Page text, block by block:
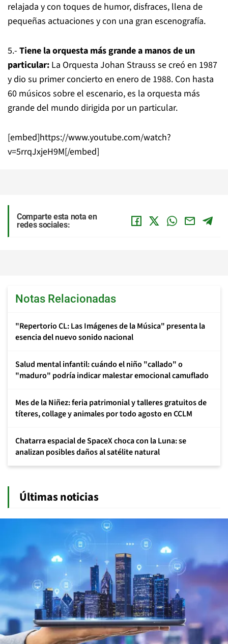
relajada y con toques de humor, disfraces, llena de
pequeñas actuaciones y con una gran escenografía.
5.- Tiene la orquesta más grande a manos de un
particular: La Orquesta Johan Strauss se creó en 1987
y dio su primer concierto en enero de 1988. Con hasta
60 músicos sobre el escenario, es la orquesta más
grande del mundo dirigida por un particular.
[embed]https://www.youtube.com/watch?
v=5rrqJxjeH9M[/embed]
Comparte esta nota en
redes sociales:
Notas Relacionadas
"Repertorio CL: Las Imágenes de la Música" presenta la
esencia del nuevo sonido nacional
Salud mental infantil: cuándo el niño "callado" o
"maduro" podría indicar malestar emocional camuflado
Mes de la Niñez: feria patrimonial y talleres gratuitos de
títeres, collage y animales por todo agosto en CCLM
Chatarra espacial de SpaceX choca con la Luna: se
analizan posibles daños al satélite natural
Últimas noticias